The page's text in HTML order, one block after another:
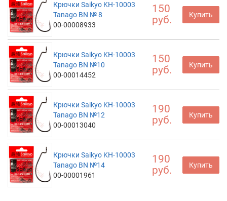
Крючки Saikyo KH-10003
Tanago BN № 8
00-00008933
150
руб.
Купить
Крючки Saikyo KH-10003
Tanago BN №10
00-00014452
150
руб.
Купить
Крючки Saikyo KH-10003
Tanago BN №12
00-00013040
190
руб.
Купить
Крючки Saikyo KH-10003
Tanago BN №14
00-00001961
190
руб.
Купить